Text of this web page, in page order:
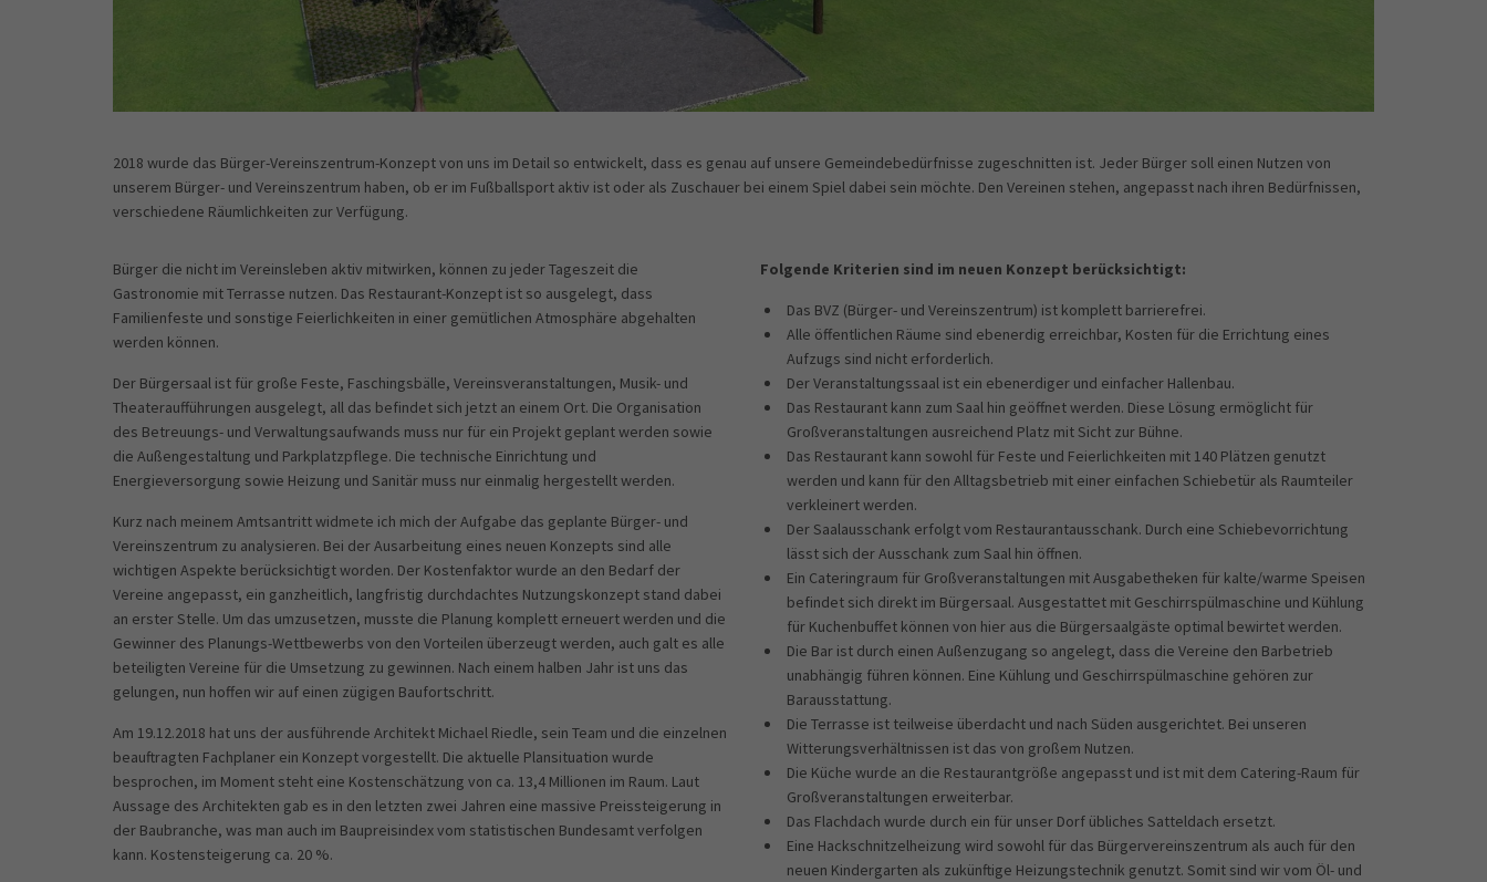
2018 wurde das Bürger-Vereinszentrum-Konzept von uns im Detail so entwickelt, dass es genau auf unsere Gemeindebedürfnisse zugeschnitten ist. Jeder Bürger soll einen Nutzen von
unserem Bürger- und Vereinszentrum haben, ob er im Fußballsport aktiv ist oder als Zuschauer bei einem Spiel dabei sein möchte. Den Vereinen stehen, angepasst nach ihren Bedürfnissen,
verschiedene Räumlichkeiten zur Verfügung.
Bürger die nicht im Vereinsleben aktiv mitwirken, können zu jeder Tageszeit die
Gastronomie mit Terrasse nutzen. Das Restaurant-Konzept ist so ausgelegt, dass
Familienfeste und sonstige Feierlichkeiten in einer gemütlichen Atmosphäre abgehalten
werden können.
Der Bürgersaal ist für große Feste, Faschingsbälle, Vereinsveranstaltungen, Musik- und
Theateraufführungen ausgelegt, all das befindet sich jetzt an einem Ort. Die Organisation
des Betreuungs- und Verwaltungsaufwands muss nur für ein Projekt geplant werden sowie
die Außengestaltung und Parkplatzpflege. Die technische Einrichtung und
Energieversorgung sowie Heizung und Sanitär muss nur einmalig hergestellt werden.
Kurz nach meinem Amtsantritt widmete ich mich der Aufgabe das geplante Bürger- und
Vereinszentrum zu analysieren. Bei der Ausarbeitung eines neuen Konzepts sind alle
wichtigen Aspekte berücksichtigt worden. Der Kostenfaktor wurde an den Bedarf der
Vereine angepasst, ein ganzheitlich, langfristig durchdachtes Nutzungskonzept stand dabei
an erster Stelle. Um das umzusetzen, musste die Planung komplett erneuert werden und die
Gewinner des Planungs-Wettbewerbs von den Vorteilen überzeugt werden, auch galt es alle
beteiligten Vereine für die Umsetzung zu gewinnen. Nach einem halben Jahr ist uns das
gelungen, nun hoffen wir auf einen zügigen Baufortschritt.
Am 19.12.2018 hat uns der ausführende Architekt Michael Riedle, sein Team und die einzelnen
beauftragten Fachplaner ein Konzept vorgestellt. Die aktuelle Plansituation wurde
besprochen, im Moment steht eine Kostenschätzung von ca. 13,4 Millionen im Raum. Laut
Aussage des Architekten gab es in den letzten zwei Jahren eine massive Preissteigerung in
der Baubranche, was man auch im Baupreisindex vom statistischen Bundesamt verfolgen
kann. Kostensteigerung ca. 20 %.
Folgende Kriterien sind im neuen Konzept berücksichtigt:
Das BVZ (Bürger- und Vereinszentrum) ist komplett barrierefrei.
Alle öffentlichen Räume sind ebenerdig erreichbar, Kosten für die Errichtung eines
Aufzugs sind nicht erforderlich.
Der Veranstaltungssaal ist ein ebenerdiger und einfacher Hallenbau.
Das Restaurant kann zum Saal hin geöffnet werden. Diese Lösung ermöglicht für
Großveranstaltungen ausreichend Platz mit Sicht zur Bühne.
Das Restaurant kann sowohl für Feste und Feierlichkeiten mit 140 Plätzen genutzt
werden und kann für den Alltagsbetrieb mit einer einfachen Schiebetür als Raumteiler
verkleinert werden.
Der Saalausschank erfolgt vom Restaurantausschank. Durch eine Schiebevorrichtung
lässt sich der Ausschank zum Saal hin öffnen.
Ein Cateringraum für Großveranstaltungen mit Ausgabetheken für kalte/warme Speisen
befindet sich direkt im Bürgersaal. Ausgestattet mit Geschirrspülmaschine und Kühlung
für Kuchenbuffet können von hier aus die Bürgersaalgäste optimal bewirtet werden.
Die Bar ist durch einen Außenzugang so angelegt, dass die Vereine den Barbetrieb
unabhängig führen können. Eine Kühlung und Geschirrspülmaschine gehören zur
Barausstattung.
Die Terrasse ist teilweise überdacht und nach Süden ausgerichtet. Bei unseren
Witterungsverhältnissen ist das von großem Nutzen.
Die Küche wurde an die Restaurantgröße angepasst und ist mit dem Catering-Raum für
Großveranstaltungen erweiterbar.
Das Flachdach wurde durch ein für unser Dorf übliches Satteldach ersetzt.
Eine Hackschnitzelheizung wird sowohl für das Bürgervereinszentrum als auch für den
neuen Kindergarten als zukünftige Heizungstechnik genutzt. Somit sind wir vom Öl- und